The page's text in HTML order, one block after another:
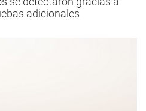
adicionales